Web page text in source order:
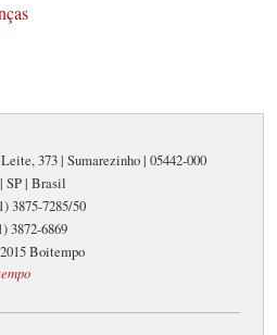
373 | Sumarezinho | 05442-000
SP | Brasil
3875-7285/50
3872-6869
Boitempo